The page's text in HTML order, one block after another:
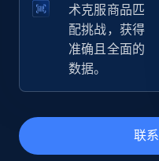
TikTok Shop
URL, Title, Available,
price, Final price,
5.4K+ 668+
术克服商品匹
配挑战，获得
准确且全面的
数据。
联